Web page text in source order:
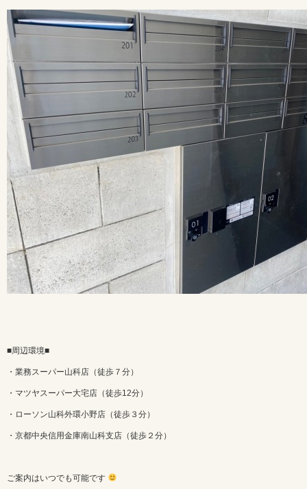
■周辺環境■
・業務スーパー山科店（徒歩７分）
・マツヤスーパー大宅店（徒歩12分）
・ローソン山科外環小野店（徒歩３分）
・京都中央信用金庫南山科支店（徒歩２分）
ご案内はいつでも可能です